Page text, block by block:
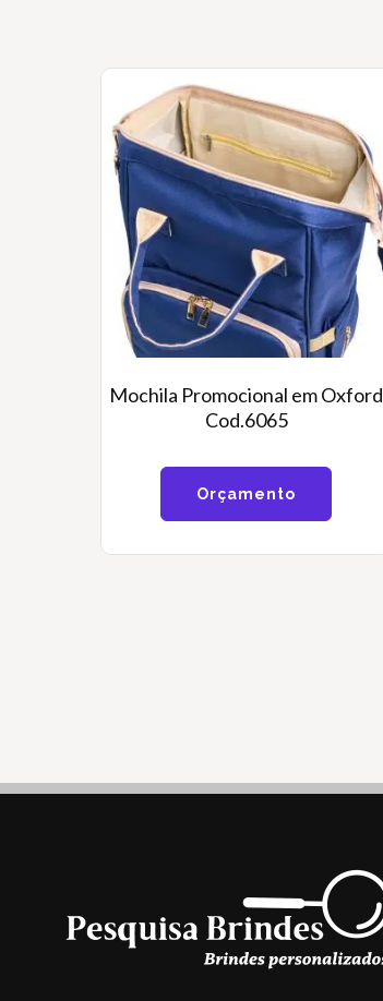
Mochila Promocional em Oxford
Cod.6065
Orçamento